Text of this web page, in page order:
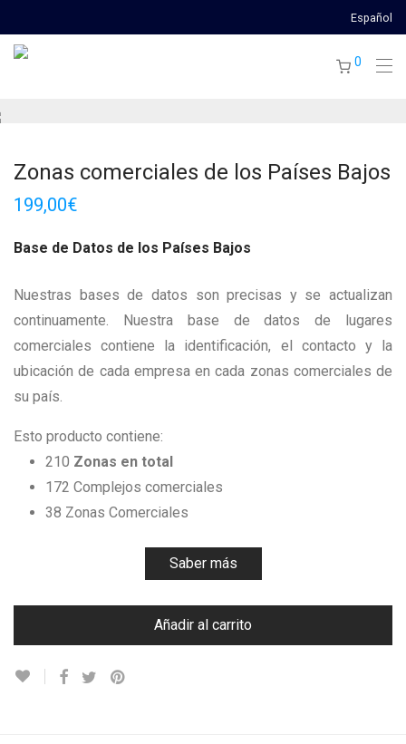
Español
0
Zonas comerciales de los Países Bajos
199,00€
Base de Datos de los Países Bajos
Nuestras bases de datos son precisas y se actualizan
continuamente. Nuestra base de datos de lugares
comerciales contiene la identificación, el contacto y la
ubicación de cada empresa en cada zonas comerciales de
su país.
Esto producto contiene:
210 Zonas en total
172 Complejos comerciales
38 Zonas Comerciales
Saber más
Añadir al carrito